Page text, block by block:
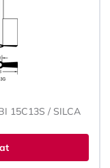
15C13S / SILCA